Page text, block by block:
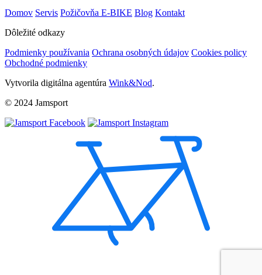
Domov Servis Požičovňa E-BIKE Blog Kontakt
Dôležité odkazy
Podmienky používania Ochrana osobných údajov Cookies policy
Obchodné podmienky
Vytvorila digitálna agentúra Wink&Nod.
© 2024 Jamsport